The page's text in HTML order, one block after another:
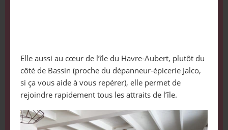
Elle aussi au cœur de l’île du Havre-Aubert, plutôt du
côté de Bassin (proche du dépanneur-épicerie Jalco,
si ça vous aide à vous repérer), elle permet de
rejoindre rapidement tous les attraits de l’île.